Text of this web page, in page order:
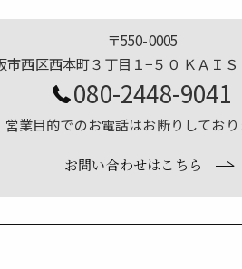
〒550-0005
市西区西本町３丁目１−５０ ＫＡＩ
080-2448-9041
営業目的でのお電話はお断りしており
お問い合わせはこちら